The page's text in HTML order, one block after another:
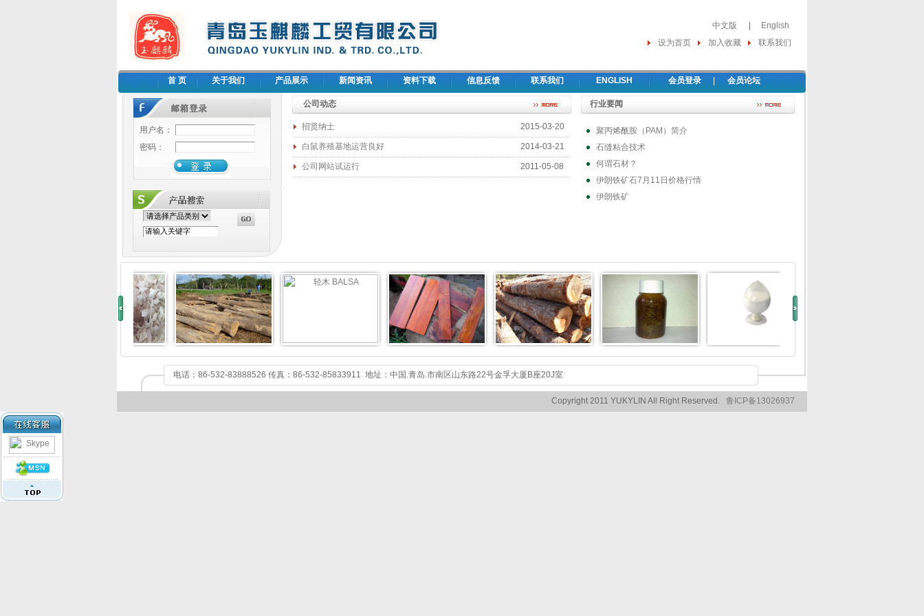
中文版
English
设为首页
加入收藏 联系我们
首 页 关于我们 产品展示 新闻资讯 资料下载 信息反馈 联系我们 ENGLISH 会员登录 | 会员论坛
用户名：
密码：
公司动态
招贤纳士 2015-03-20
白鼠养殖基地运营良好 2014-03-21
公司网站试运行 2011-05-08
行业要闻
聚丙烯酰胺（PAM）简介
石缝粘合技术
何谓石材？
伊朗铁矿石7月11日价格行情
伊朗铁矿
电话：86-532-83888526 传真：86-532-85833911 地址：中国.青岛.市南区山东路22号金孚大厦B座20J室
Copyright 2011 YUKYLIN All Right Reserved. 鲁ICP备13026937